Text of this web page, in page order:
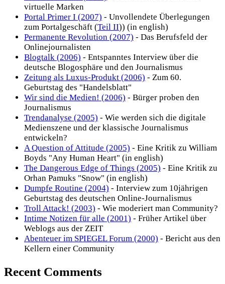
virtuelle Marken
Portal Primer I (2007) - Unvollendete Überlegungen
zum Portalgeschäft (Teil II)) (in english)
Permanente Revolution (2007) - Das Berufsfeld der
Onlinejournalisten
Blogtalk (2006) - Entspanntes Interview über die
deutsche Blogosphäre und den Journalismus
Zeitung als Luxus-Produkt (2006) - Zum 60.
Geburtstag des "Handelsblatt"
Wir sind die Medien! (2006) - Bürger proben den
Journalismus
Trendanalyse (2005) - Wie werden sich die digitale
Medienszene und der klassische Journalismus
entwickeln?
A Question of Attitude (2005) - Eine Kritik zu William
Boyds "Any Human Heart" (in english)
The Dangerous Edge of Things (2005) - Eine Kritik zu
Orhan Pamuks "Snow" (in english)
Dumpfe Routine (2004) - Interview zum 10jährigen
Geburtstag des deutschen Online-Journalismus
Troll Attack! (2003) - Wie moderiert man Community?
Intime Notizen für alle (2001) - Früher Artikel über
Weblogs aus der ZEIT
Abenteuer im SPIEGEL Forum (2000) - Bericht aus den
Kellern einer Community
Recent Comments